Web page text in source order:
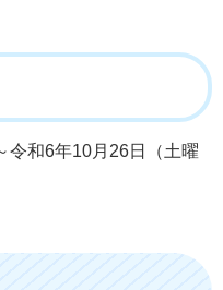
令和6年10月26日（土曜